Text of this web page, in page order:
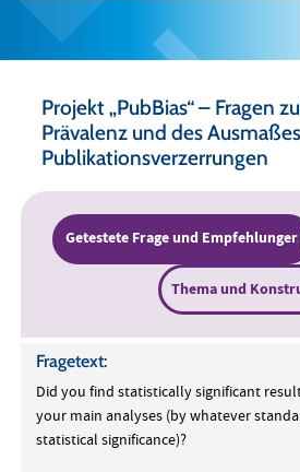
Projekt „PubBias“ – Fragen
Prävalenz und des
Publikationsverzerrungen
Getestete Frage und Empfehlungen
Thema und
Fragetext:
Did you find statistically significant
your main analyses (by whatever
statistical significance)?